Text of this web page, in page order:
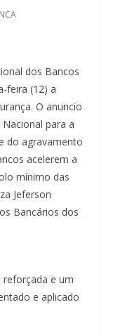
dos Bancos
feira (12) a
O anuncio
para a
do agravamento
acelerem a
mínimo das
Jeferson
Bancários dos
e um
e aplicado